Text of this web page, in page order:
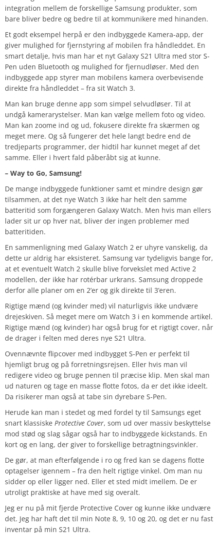
integration mellem de forskellige Samsung produkter, som
bare bliver bedre og bedre til at kommunikere med hinanden.
Et godt eksempel herpå er den indbyggede Kamera-app, der
giver mulighed for fjernstyring af mobilen fra håndleddet. En
smart detalje, hvis man har et nyt Galaxy S21 Ultra med stor S-
Pen uden Bluetooth og mulighed for fjernudløser. Med den
indbyggede app styrer man mobilens kamera overbevisende
direkte fra håndleddet – fra sit Watch 3.
Man kan bruge denne app som simpel selvudløser. Til at
undgå kamerarystelser. Man kan vælge mellem foto og video.
Man kan zoome ind og ud, fokusere direkte fra skærmen og
meget mere. Og så fungerer det hele langt bedre end de
tredjeparts programmer, der hidtil har kunnet meget af det
samme. Eller i hvert fald påberåbt sig at kunne.
– Way to Go, Samsung!
De mange indbyggede funktioner samt et mindre design gør
tilsammen, at det nye Watch 3 ikke har helt den samme
batteritid som forgængeren Galaxy Watch. Men hvis man ellers
lader sit ur op hver nat, bliver der ingen problemer med
batteritiden.
En sammenligning med Galaxy Watch 2 er uhyre vanskelig, da
dette ur aldrig har eksisteret. Samsung var tydeligvis bange for,
at et eventuelt Watch 2 skulle blive forvekslet med Active 2
modellen, der ikke har rotérbar urkrans. Samsung droppede
derfor alle planer om en 2’er og gik direkte til 3’eren.
Rigtige mænd (og kvinder med) vil naturligvis ikke undvære
drejeskiven. Så meget mere om Watch 3 i en kommende artikel.
Rigtige mænd (og kvinder) har også brug for et rigtigt cover, når
de drager i felten med deres nye S21 Ultra.
Ovennævnte flipcover med indbygget S-Pen er perfekt til
hjemligt brug og på forretningsrejsen. Eller hvis man vil
redigere video og bruge pennen til præcise klip. Men skal man
ud naturen og tage en masse flotte fotos, da er det ikke ideelt.
Da risikerer man også at tabe sin dyrebare S-Pen.
Herude kan man i stedet og med fordel ty til Samsungs eget
snart klassiske Protective Cover, som ud over massiv beskyttelse
mod stød og slag sågar også har to indbyggede kickstands. En
kort og en lang, der giver to forskellige betragtningsvinkler.
De gør, at man efterfølgende i ro og fred kan se dagens flotte
optagelser igennem – fra den helt rigtige vinkel. Om man nu
sidder op eller ligger ned. Eller et sted midt imellem. De er
utroligt praktiske at have med sig overalt.
Jeg er nu på mit fjerde Protective Cover og kunne ikke undvære
det. Jeg har haft det til min Note 8, 9, 10 og 20, og det er nu fast
inventar på min S21 Ultra.